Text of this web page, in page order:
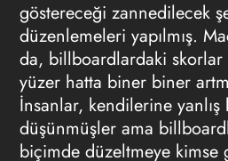
göstereceği zannedilecek
düzenlemeleri yapılmış.
da, billboardlardaki
yüzer hatta biner biner
İnsanlar, kendilerine yanlış
düşünmüşler ama
biçimde düzeltmeye kimse